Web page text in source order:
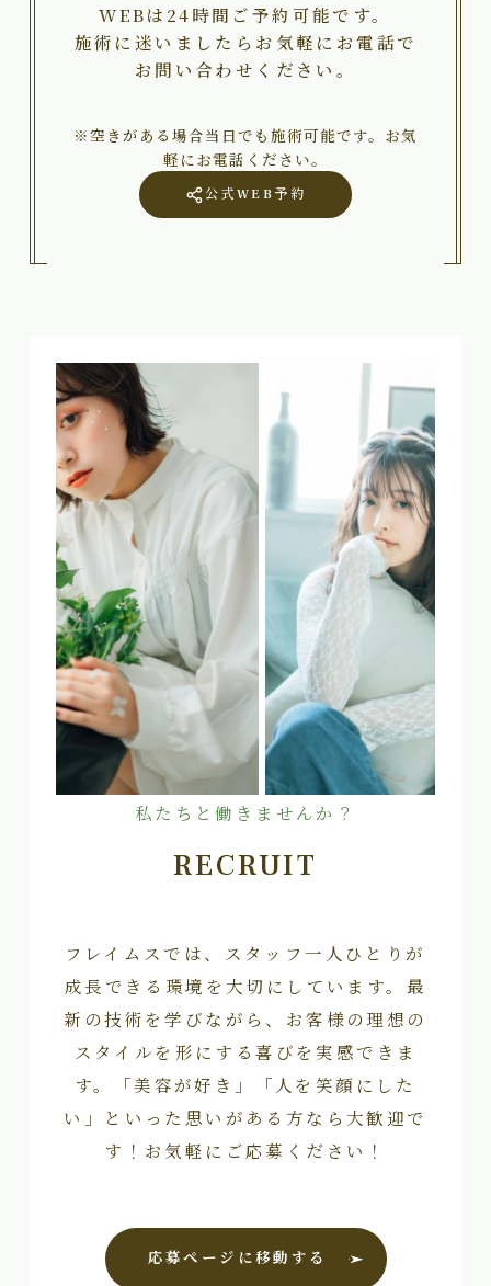
WEBは24時間ご予約可能です。
施術に迷いましたらお気軽にお電話で
お問い合わせください。
※空きがある場合当日でも施術可能です。お気
軽にお電話ください。
公式WEB予約
私たちと働きませんか？
RECRUIT
フレイムスでは、スタッフ一人ひとりが
成長できる環境を大切にしています。最
新の技術を学びながら、お客様の理想の
スタイルを形にする喜びを実感できま
す。「美容が好き」「人を笑顔にした
い」といった思いがある方なら大歓迎で
す！お気軽にご応募ください！
応募ページに移動する